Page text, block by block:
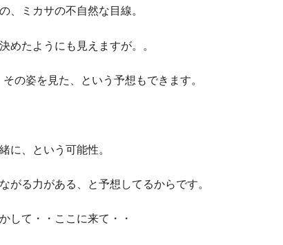
、ミカサの不自然な目線。
めたようにも見えますが。。
の姿を見た、という予想もできます。
に、という可能性。
がる力がある、と予想してるからです。
して・・ここに来て・・